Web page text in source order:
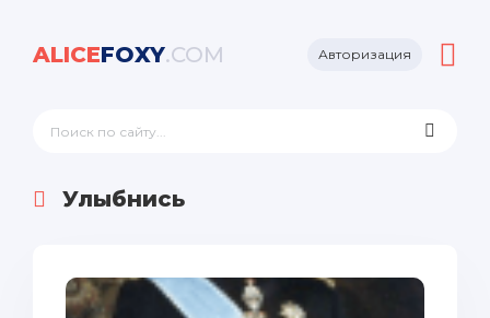
ALICEFOXY.COM Авторизация
Улыбнись